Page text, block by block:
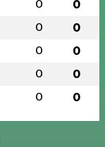
0 0
0 0
0 0
0 0
0 0